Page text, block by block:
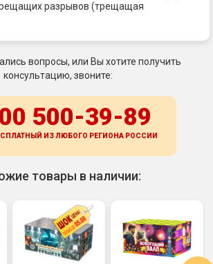
разрывов (трещащая
вопросы, или Вы хотите получить
консультацию, звоните:
500-39-89
ИЗ ЛЮБОГО РЕГИОНА РОССИИ
товары в наличии: